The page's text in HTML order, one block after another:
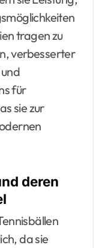
tragen zu
verbesserter
für
sie zur
deren
da sie